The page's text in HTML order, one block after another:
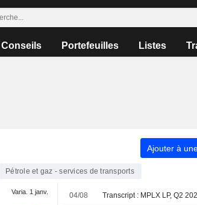
Conseils Portefeuilles Listes
Ajouter à
Pétrole et gaz - services de transports
Varia. 1 janv. 04/08